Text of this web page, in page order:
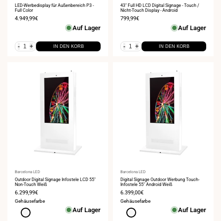
LED-Werbedisplay für Außenbereich P3 -
Full Color
Verkaufspreis
4.949,99€
Auf Lager
- + IN DEN KORB
43" Full HD LCD Digital Signage - Touch /
Nicht-Touch Display - Android
Verkaufspreis
799,99€
Auf Lager
- + IN DEN KORB
Anbieter:
Barcelona LED
Outdoor Digital Signage Infostele LCD 55"
Non-Touch Weiß
Verkaufspreis
6.299,99€
Gehäusefarbe
Weiß Auf Lager
Anbieter:
Barcelona LED
Digital Signage Outdoor Werbung Touch-
Infostele 55" Android Weiß
Verkaufspreis
6.399,00€
Gehäusefarbe
Weiß Auf Lager